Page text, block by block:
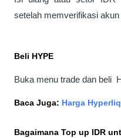
setelah memverifikasi akun
Beli HYPE
Buka menu trade dan beli
Baca Juga: Harga
Bagaimana Top up IDR